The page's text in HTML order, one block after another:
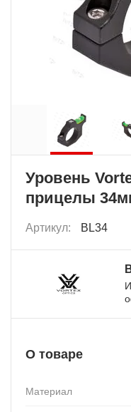
Уровень
прицелы
Артикул: BL34
О товаре
Материал